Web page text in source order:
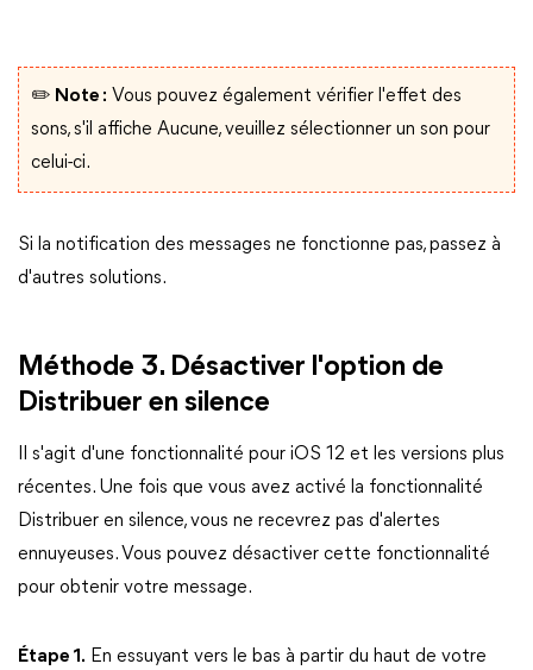
✏️ Note : Vous pouvez également vérifier l'effet des
sons, s'il affiche Aucune, veuillez sélectionner un son pour
celui-ci.
Si la notification des messages ne fonctionne pas, passez à
d'autres solutions.
Méthode 3. Désactiver l'option de
Distribuer en silence
Il s'agit d'une fonctionnalité pour iOS 12 et les versions plus
récentes. Une fois que vous avez activé la fonctionnalité
Distribuer en silence, vous ne recevrez pas d'alertes
ennuyeuses. Vous pouvez désactiver cette fonctionnalité
pour obtenir votre message.
Étape 1. En essuyant vers le bas à partir du haut de votre